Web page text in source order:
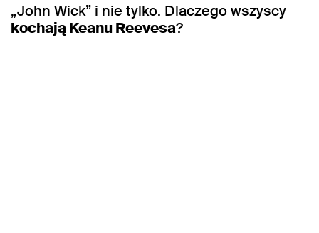
„John Wick” i nie tylko. Dlaczego wszyscy
kochają Keanu Reevesa?